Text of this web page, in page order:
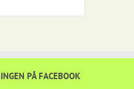
PÅ FACEBOOK